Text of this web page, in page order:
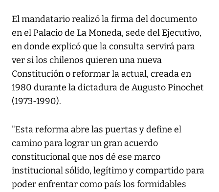
El mandatario realizó la firma del documento
en el Palacio de La Moneda, sede del Ejecutivo,
en donde explicó que la consulta servirá para
ver si los chilenos quieren una nueva
Constitución o reformar la actual, creada en
1980 durante la dictadura de Augusto Pinochet
(1973-1990).
"Esta reforma abre las puertas y define el
camino para lograr un gran acuerdo
constitucional que nos dé ese marco
institucional sólido, legítimo y compartido para
poder enfrentar como país los formidables